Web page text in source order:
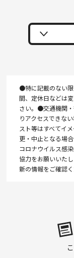
●特に記載のない
間、定休日などは
さい。●交通機関
りアクセスできな
スト等はすべてイ
更・中止となる場
コロナウイルス感
協力をお願いいた
新の情報をご確認く